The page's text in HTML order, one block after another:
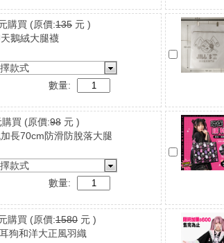
購買 (原價:135 元 )
鵝絨大腿襪
款式
數量:
購買 (原價:98 元 )
長70cm防滑防脫落大腿
款式
數量:
購買 (原價:1580 元 )
狗和洋大正風羽織